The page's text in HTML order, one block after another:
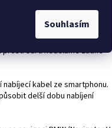
Souhlasím
vlákny s podílem
a vysoká pevnost
a neděláme žádné
kabel ze smartphonu.
delší dobu nabíjení